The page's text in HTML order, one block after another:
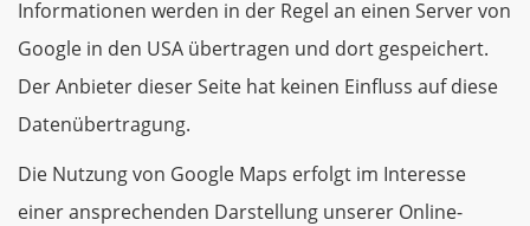
Informationen werden in der Regel an einen Server von
Google in den USA übertragen und dort gespeichert.
Der Anbieter dieser Seite hat keinen Einfluss auf diese
Datenübertragung.
Die Nutzung von Google Maps erfolgt im Interesse
einer ansprechenden Darstellung unserer Online-